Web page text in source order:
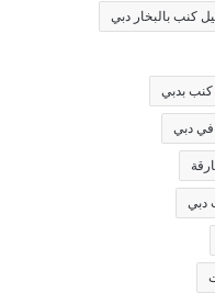
كنب بالبخار دبي
بدبي
دبي
دبي